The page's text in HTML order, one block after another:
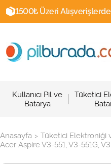
1500₺ Üzeri
Kullanıcı Pil ve
Batarya
Tüketici
Anasayfa > Tüketici Elektroniği
Acer Aspire V3-551, V3-551G,